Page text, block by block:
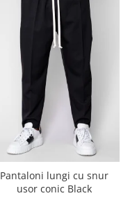
Pantaloni lungi cu snur
usor conic Black